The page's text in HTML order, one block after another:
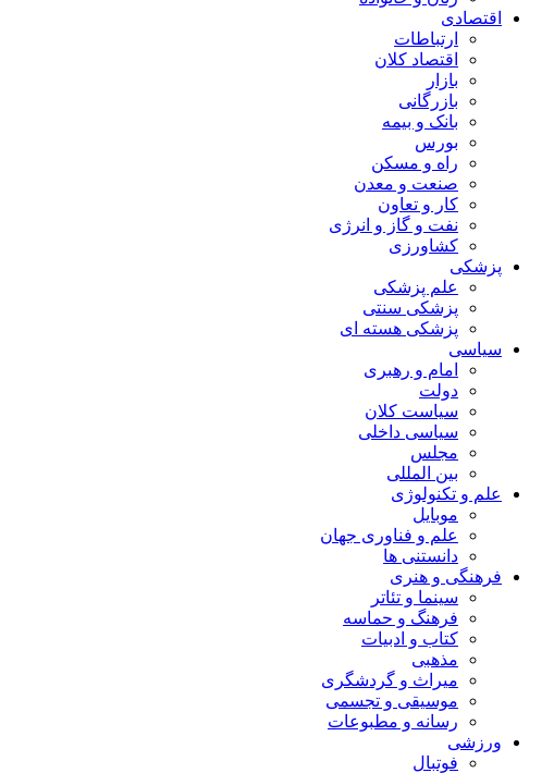
اقتصادی
ارتباطات
اقتصاد کلان
بازار
بازرگانی
بانک و بیمه
بورس
راه و مسکن
صنعت و معدن
کار و تعاون
نفت و گاز و انرژی
کشاورزی
پزشکی
علم پزشکی
پزشکی سنتی
پزشکی هسته ای
سیاسی
امام و رهبری
دولت
سیاست کلان
سیاسی داخلی
مجلس
بین المللی
علم و تکنولوژی
موبایل
علم و فناوری جهان
دانستنی ها
فرهنگی و هنری
سینما و تئاتر
فرهنگ و حماسه
کتاب و ادبیات
مذهبی
میراث و گردشگری
موسیقی و تجسمی
رسانه و مطبوعات
ورزشی
فوتبال